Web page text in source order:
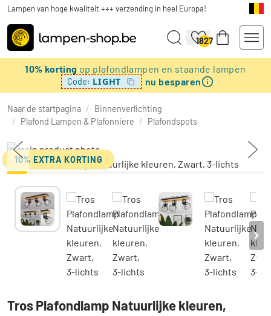
Lampen van hoge kwaliteit +++ verzending in heel Europa!
1827
10% korting op plafondlampen en staande lampen
Code: LIGHT nu besparen
Naar de startpagina / Binnenverlichting
/ Plafond Lampen & Plafonniere / Plafondspots
10% EXTRA KORTING
Tros Plafondlamp Natuurlijke kleuren,